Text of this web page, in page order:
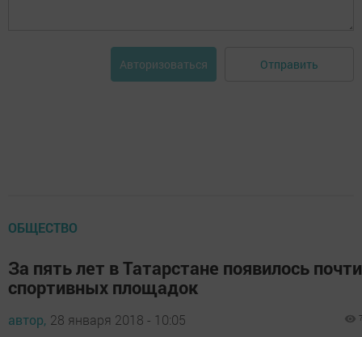
Авторизоваться Отправить
ОБЩЕСТВО
За пять лет в Татарстане появилось
спортивных площадок
автор, 28 января 2018 - 10:05